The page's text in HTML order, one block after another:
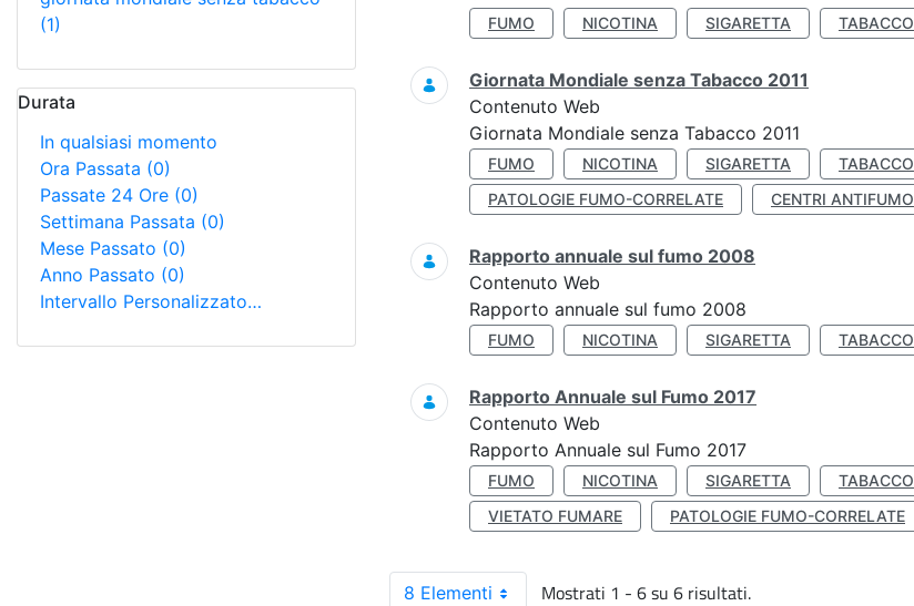
(1)
Durata
In qualsiasi momento
Ora Passata (0)
Passate 24 Ore (0)
Settimana Passata (0)
Mese Passato (0)
Anno Passato (0)
Intervallo Personalizzato…
FUMO NICOTINA SIGARETTA TABACCO
Giornata Mondiale senza Tabacco 2011
Contenuto Web
Giornata Mondiale senza Tabacco 2011
FUMO NICOTINA SIGARETTA TABACCO
PATOLOGIE FUMO-CORRELATE
CENTRI ANTIFUMO
Rapporto annuale sul fumo 2008
Contenuto Web
Rapporto annuale sul fumo 2008
FUMO NICOTINA SIGARETTA TABACCO
Rapporto Annuale sul Fumo 2017
Contenuto Web
Rapporto Annuale sul Fumo 2017
FUMO NICOTINA SIGARETTA TABACCO
VIETATO FUMARE
PATOLOGIE FUMO-CORRELATE
8 Elementi Mostrati 1 - 6 su 6 risultati.